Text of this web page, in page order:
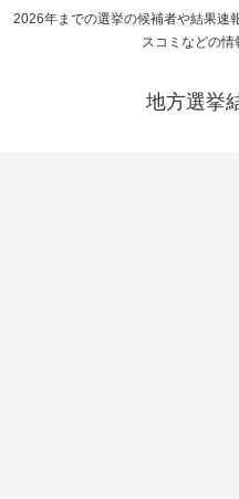
2026年までの選挙の候補者や結果速
スコミなどの
地方選挙